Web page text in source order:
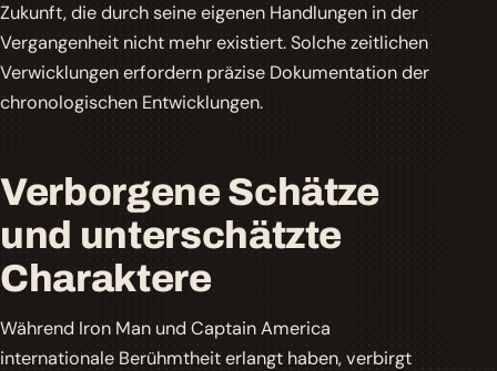
Zukunft, die durch seine eigenen Handlungen in der
Vergangenheit nicht mehr existiert. Solche zeitlichen
Verwicklungen erfordern präzise Dokumentation der
chronologischen Entwicklungen.
Verborgene Schätze
und unterschätzte
Charaktere
Während Iron Man und Captain America
internationale Berühmtheit erlangt haben, verbirgt